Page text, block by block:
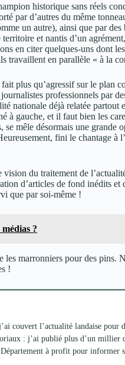
historique sans réels
par d’autres du même
un autre), ainsi que par
et nantis d’un
en citer quelques-uns dont
travaillent en parallèle « à la
plus qu’agressif sur le plan
professionnels par
nationale déjà relatée partout
à gauche, et il faut bien les
mêle désormais une grande
fini le chantage à
du traitement de
d’articles de fond inédits et
que par soi-même !
?
les marronniers pour des pins.
!
couvert l’actualité landaise pour
: j’ai publié plus d’un millier
à profit pour informer